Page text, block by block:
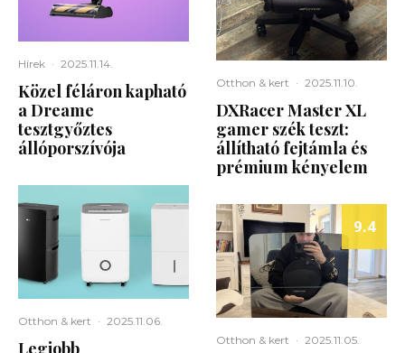
Hírek · 2025.11.14.
Közel féláron kapható
a Dreame
tesztgyőztes
állóporszívója
Otthon & kert · 2025.11.06.
Otthon & kert · 2025.11.10.
DXRacer Master XL
gamer szék teszt:
állítható fejtámla és
prémium kényelem
9.4
Otthon & kert · 2025.11.05.